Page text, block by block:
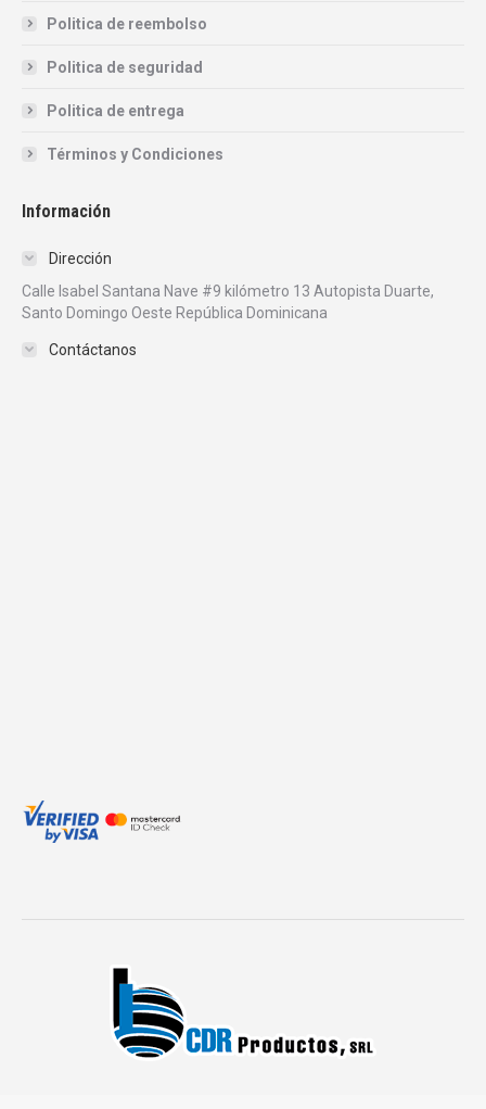
Politica de reembolso
Politica de seguridad
Politica de entrega
Términos y Condiciones
Información
Dirección
Calle Isabel Santana Nave #9 kilómetro 13 Autopista Duarte,
Santo Domingo Oeste República Dominicana
Contáctanos